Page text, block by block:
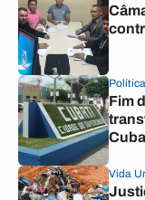
Política
Fim
Vida